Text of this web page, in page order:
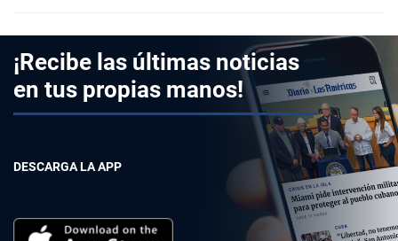
¡Recibe las últimas noticias
en tus propias manos!
DESCARGA LA APP